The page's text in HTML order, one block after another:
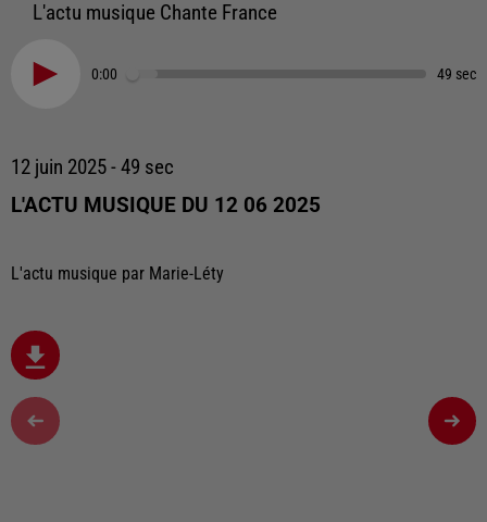
L'actu musique Chante France
0:00 49 sec
12 juin 2025 - 49 sec
L'ACTU MUSIQUE DU 12 06 2025
L'actu musique par Marie-Léty